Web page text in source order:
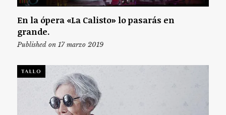
En la ópera «La Calisto» lo pasarás en
grande.
Published on 17 marzo 2019
TALLO